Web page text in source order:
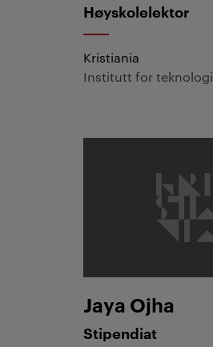
Høyskolelektor
Kristiania
Institutt for teknologi
Jaya Ojha
Stipendiat